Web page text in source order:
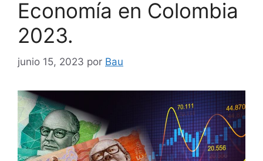
Economía en Colombia
2023.
junio 15, 2023 por Bau